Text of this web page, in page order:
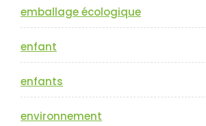
emballage écologique
enfant
enfants
environnement